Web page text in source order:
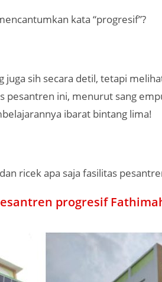
kata “progresif”?
juga sih secara detil, tetapi
pesantren ini, menurut sang
ibarat bintang lima!
ricek apa saja fasilitas
progresif